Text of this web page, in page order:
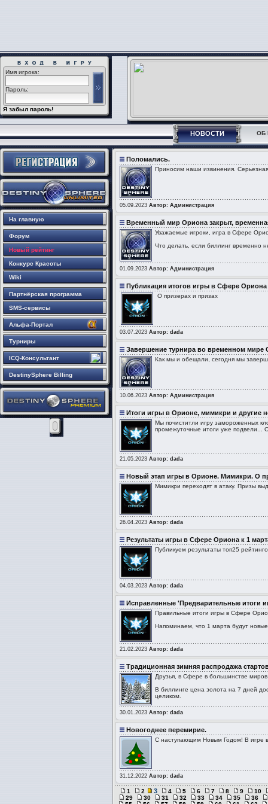
Имя игрока:
Пароль:
Я забыл пароль!
НОВОСТИ ОБ
На главную
Форум
Новый рейтинг
Конкурс Красоты
Wiki
Партнёрская программа
SMS-сервисы
Альфа-Портал
Турниры
ICQ-Консультант
DestinySphere Billing
Поломались.
Приносим наши извинения.
05.09.2023 Автор: Администрация
Временный мир Ориона закрыт,
Уважаемые игроки, игра в Сфере
Что делать, если биллинг временно
01.09.2023 Автор: Администрация
Публикация итогов игры в Сфере Ориона
О призерах и призах
03.07.2023 Автор: dada
Завершение турнира во временном
Как мы и обещали, сегодня мы
10.06.2023 Автор: Администрация
Итоги игры в Орионе, мимикри и другие
Мы почиститли игру замороженных
промежуточные итоги уже подвели...
21.05.2023 Автор: dada
Новый этап игры в Орионе. Мимикри. О
Мимикри переходят в атаку. Призы
26.04.2023 Автор: dada
Результаты игры в Сфере Ориона к 1
Публикуем результаты топ25
04.03.2023 Автор: dada
Исправленные 'Предварительные итоги
Правильные итоги игры в Сфере
Напоминаем, что 1 марта будут новые
21.02.2023 Автор: dada
Традиционная зимняя распродажа
Друзья, в Cфере в большинстве
В биллинге цена золота на 7 дней
целиком.
30.01.2023 Автор: dada
Новогоднее перемирие.
С наступающим Новым Годом! В игре
31.12.2022 Автор: dada
1 2 3 4 5 6 7 8 9
10
29
30 31 32 33 34 35
36